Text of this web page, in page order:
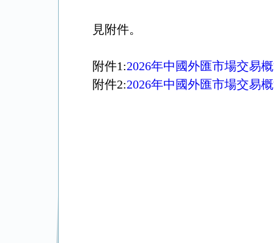
見附件。
附件1:2026年中國外匯市場交易
附件2:2026年中國外匯市場交易